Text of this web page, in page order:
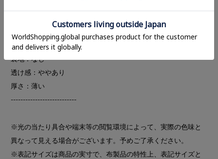
---------------------------
裏地：なし
透け感：ややあり
厚さ：薄い
---------------------------
※光の当たり具合や端末等の閲覧環境によって、実際の色味と
異なって見える場合がございます。予めご了承ください。
※表記サイズは商品の実寸で、布製品の特性上、表記サイズと